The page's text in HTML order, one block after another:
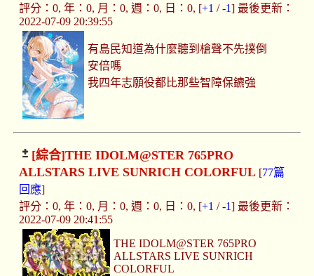
評分：0, 年：0, 月：0, 週：0, 日：0, [+1 /-1] 最後更新：
2022-07-09 20:39:55
有島民知道為什麼聽到槍聲不先撲倒
安倍嗎
我四年志願役都比那些智障保鑣強
[綜合]THE IDOLM@STER 765PRO
ALLSTARS LIVE SUNRICH COLORFUL[77篇
回應]
評分：0, 年：0, 月：0, 週：0, 日：0, [+1 /-1] 最後更新：
2022-07-09 20:41:55
THE IDOLM@STER 765PRO
ALLSTARS LIVE SUNRICH
COLORFUL